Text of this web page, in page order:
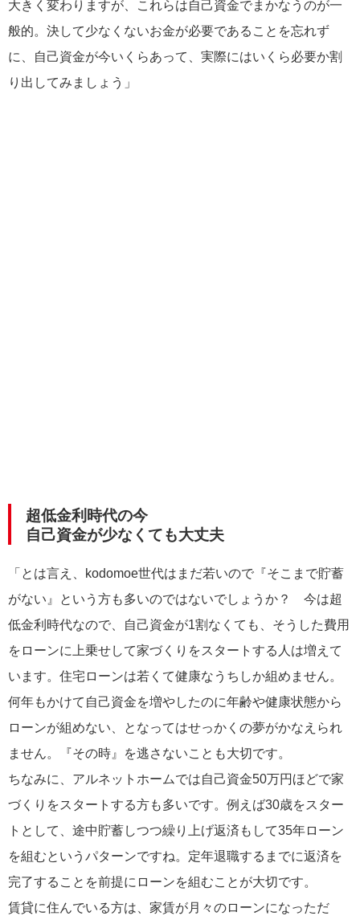
大きく変わりますが、これらは自己資金でまかなうのが一
般的。決して少なくないお金が必要であることを忘れず
に、自己資金が今いくらあって、実際にはいくら必要か割
り出してみましょう」
超低金利時代の今
自己資金が少なくても大丈夫
「とは言え、kodomoe世代はまだ若いので『そこまで貯蓄
がない』という方も多いのではないでしょうか？ 今は超
低金利時代なので、自己資金が1割なくても、そうした費用
をローンに上乗せして家づくりをスタートする人は増えて
います。住宅ローンは若くて健康なうちしか組めません。
何年もかけて自己資金を増やしたのに年齢や健康状態から
ローンが組めない、となってはせっかくの夢がかなえられ
ません。『その時』を逃さないことも大切です。
ちなみに、アルネットホームでは自己資金50万円ほどで家
づくりをスタートする方も多いです。例えば30歳をスター
トとして、途中貯蓄しつつ繰り上げ返済もして35年ローン
を組むというパターンですね。定年退職するまでに返済を
完了することを前提にローンを組むことが大切です。
賃貸に住んでいる方は、家賃が月々のローンになっただ